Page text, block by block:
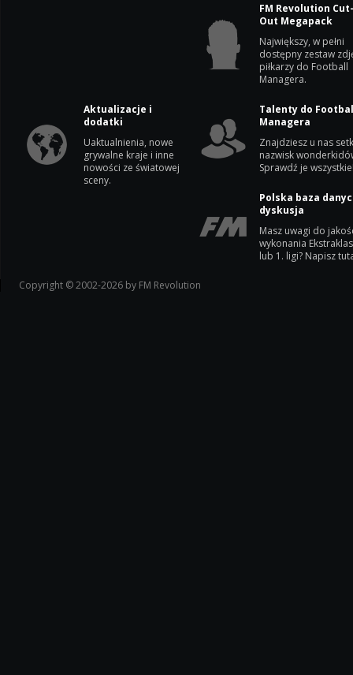
FM Revolution
Out Megapack
Największy, w pełni
dostępny zestaw
piłkarzy do Football
Managera.
Aktualizacje i
dodatki
Uaktualnienia, nowe
grywalne kraje i inne
nowości ze światowej
sceny.
Talenty do
Managera
Znajdziesz u nas
nazwisk
Sprawdź je
Polska baza
dyskusja
Masz uwagi do
wykonania
lub 1. ligi? Napisz
Copyright © 2002-2026 by FM Revolution